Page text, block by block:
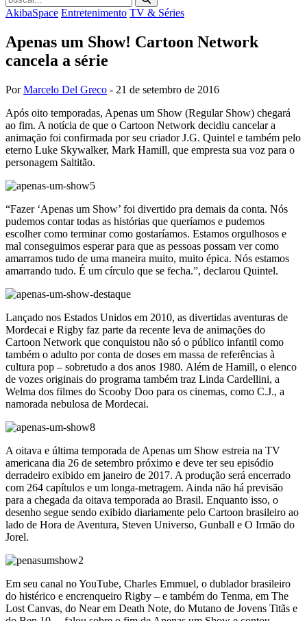
AkibaSpace Entretenimento TV & Séries
Apenas um Show! Cartoon Network
cancela a série
PorMarcelo Del Greco - 21 de setembro de 2016
Após oito temporadas, Apenas um Show (Regular Show) chegará
ao fim. A notícia de que o Cartoon Network decidiu cancelar a
animação foi confirmada por seu criador J.G. Quintel e também pelo
eterno Luke Skywalker, Mark Hamill, que empresta sua voz para o
personagem Saltitão.
“Fazer ‘Apenas um Show’ foi divertido pra demais da conta. Nós
pudemos contar todas as histórias que queríamos e pudemos
escolher como terminar como gostaríamos. Estamos orgulhosos e
mal conseguimos esperar para que as pessoas possam ver como
amarramos tudo de uma maneira muito, muito épica. Nós estamos
amarrando tudo. É um círculo que se fecha.”, declarou Quintel.
Lançado nos Estados Unidos em 2010, as divertidas aventuras de
Mordecai e Rigby faz parte da recente leva de animações do
Cartoon Network que conquistou não só o público infantil como
também o adulto por conta de doses em massa de referências à
cultura pop – sobretudo a dos anos 1980. Além de Hamill, o elenco
de vozes originais do programa também traz Linda Cardellini, a
Welma dos filmes do Scooby Doo para os cinemas, como C.J., a
namorada nebulosa de Mordecai.
A oitava e última temporada de Apenas um Show estreia na TV
americana dia 26 de setembro próximo e deve ter seu episódio
derradeiro exibido em janeiro de 2017. A produção será encerrado
com 264 capítulos e um longa-metragem. Ainda não há previsão
para a chegada da oitava temporada ao Brasil. Enquanto isso, o
desenho segue sendo exibido diariamente pelo Cartoon brasileiro ao
lado de Hora de Aventura, Steven Universo, Gunball e O Irmão do
Jorel.
Em seu canal no YouTube, Charles Emmuel, o dublador brasileiro
do histérico e encrenqueiro Rigby – e também do Tenma, em The
Lost Canvas, do Near em Death Note, do Mutano de Jovens Titãs e